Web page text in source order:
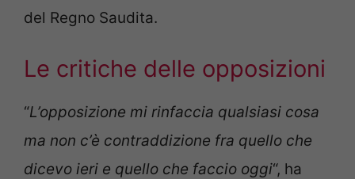
del Regno Saudita.
Le critiche delle opposizioni
“L’opposizione mi rinfaccia qualsiasi cosa
ma non c’è contraddizione fra quello che
dicevo ieri e quello che faccio oggi“, ha